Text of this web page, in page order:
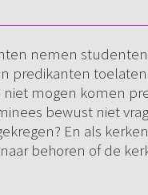
nemen
predikanten
mogen komen
bewust niet
En als
behoren of de